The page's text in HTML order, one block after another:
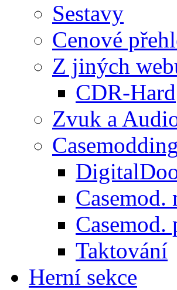
Sestavy
Cenové
Z jiných
CDR-Hard
Zvuk a
Casemod.
Taktování
Herní sekce